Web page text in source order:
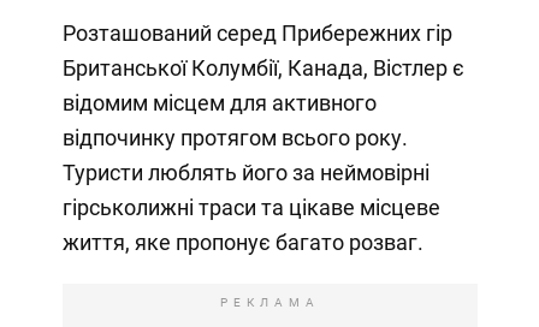
Розташований серед Прибережних гір
Британської Колумбії, Канада, Вістлер є
відомим місцем для активного
відпочинку протягом всього року.
Туристи люблять його за неймовірні
гірськолижні траси та цікаве місцеве
життя, яке пропонує багато розваг.
РЕКЛАМА